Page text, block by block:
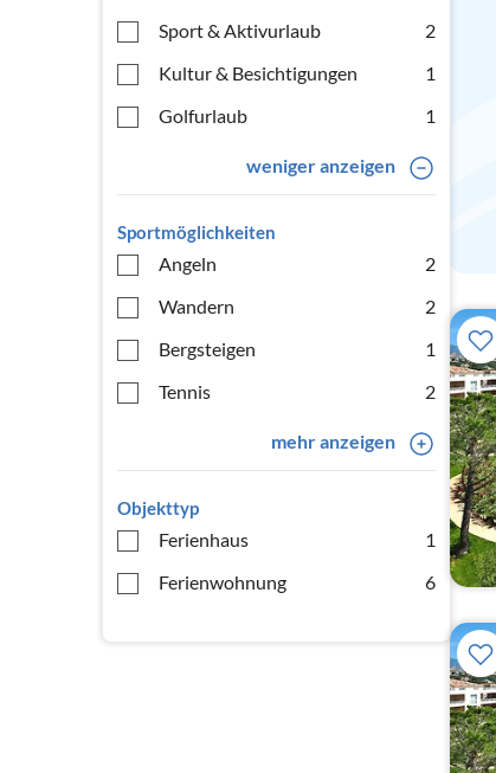
Sport & Aktivurlaub
2
Kultur & Besichtigungen
1
Golfurlaub
1
weniger anzeigen
Sportmöglichkeiten
Angeln
2
Wandern
2
Bergsteigen
1
Tennis
2
mehr anzeigen
Objekttyp
Ferienhaus
1
Ferienwohnung
6